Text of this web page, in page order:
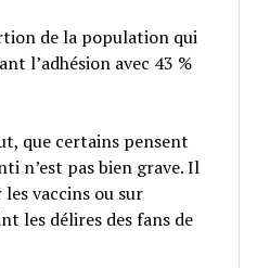
de la population qui
l’adhésion avec 43 %
que certains pensent
n’est pas bien grave. Il
vaccins ou sur
les délires des fans de